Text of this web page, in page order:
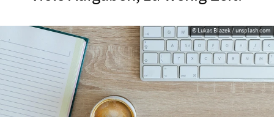
© Lukas Blazek / unsplash.com